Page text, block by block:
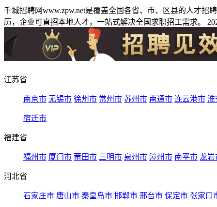
千城招聘网www.zpw.net是覆盖全国各省、市、区县的人才
历，企业可直招本地人才，一站式解决全国求职招工需求。
江苏省
南京市 无锡市 徐州市 常州市 苏州市 南通市 连云港市 淮
宿迁市
福建省
福州市 厦门市 莆田市 三明市 泉州市 漳州市 南平市 龙岩
河北省
石家庄市 唐山市 秦皇岛市 邯郸市 邢台市 保定市 张家口